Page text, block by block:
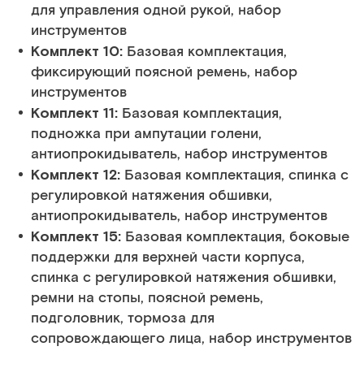
для управления одной рукой, набор
инструментов
Комплект 10: Базовая комплектация,
фиксирующий поясной ремень, набор
инструментов
Комплект 11: Базовая комплектация,
подножка при ампутации голени,
антиопрокидыватель, набор инструментов
Комплект 12: Базовая комплектация, спинка с
регулировкой натяжения обшивки,
антиопрокидыватель, набор инструментов
Комплект 15: Базовая комплектация, боковые
поддержки для верхней части корпуса,
спинка с регулировкой натяжения обшивки,
ремни на стопы, поясной ремень,
подголовник, тормоза для
сопровождающего лица, набор инструментов